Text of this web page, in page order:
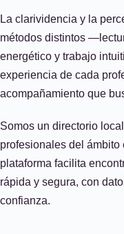
La clarividencia y la
métodos distintos
energético y trabajo
experiencia de cada
acompañamiento que
Somos un directorio
profesionales del ámbito
plataforma facilita
rápida y segura, con
confianza.